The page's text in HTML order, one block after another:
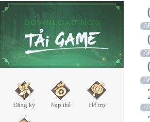
Đăng ký Nạp thẻ Hỗ trợ